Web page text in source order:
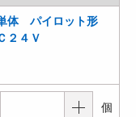
体 パイロット形
２４Ｖ
個